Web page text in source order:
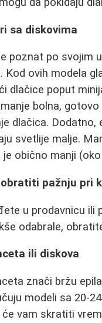
sa diskovima
poznat po svojim
Kod ovih modela
dlačice poput
bolna,
dlačica.
svetlije malje.
je obično manji
pažnju pri
u prodavnicu
odabrale,
ili diskova
znači bržu
modeli sa 20-
vam skratiti